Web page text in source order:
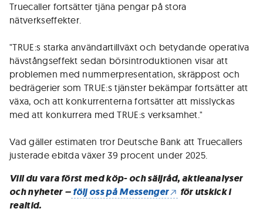
Truecaller fortsätter tjäna pengar på stora
nätverkseffekter.
"TRUE:s starka användartillväxt och betydande operativa
hävstångseffekt sedan börsintroduktionen visar att
problemen med nummerpresentation, skräppost och
bedrägerier som TRUE:s tjänster bekämpar fortsätter att
växa, och att konkurrenterna fortsätter att misslyckas
med att konkurrera med TRUE:s verksamhet."
Vad gäller estimaten tror Deutsche Bank att Truecallers
justerade ebitda växer 39 procent under 2025.
Vill du vara först med köp- och säljråd, aktieanalyser
och nyheter –följ oss på Messenger
för utskick i
realtid.